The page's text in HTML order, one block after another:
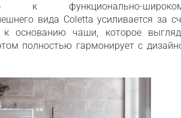
к функционально-
вида Coletta усиливается за
к основанию чаши, которое
полностью гармонирует с